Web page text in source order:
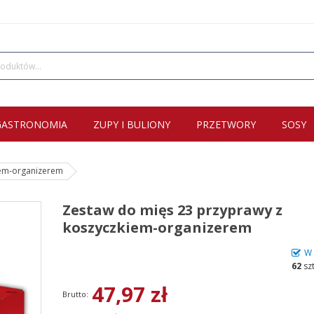
ZUPY I BULIONY PRZETWORY SOSY
organizerem
Zestaw do mięs 23 przyprawy z
koszyczkiem-organizerem
62
47,97 zł